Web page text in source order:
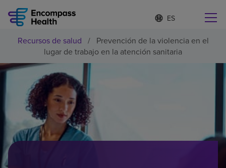
Lista
de
idiomas
contraída
d
o
m
Encuentre una localidad cerca de usted
Por qué debe elegirnos
Servicios de rehabilitación
Recursos de salud / Prevención de la violencia en el
lugar de trabajo en la atención sanitaria